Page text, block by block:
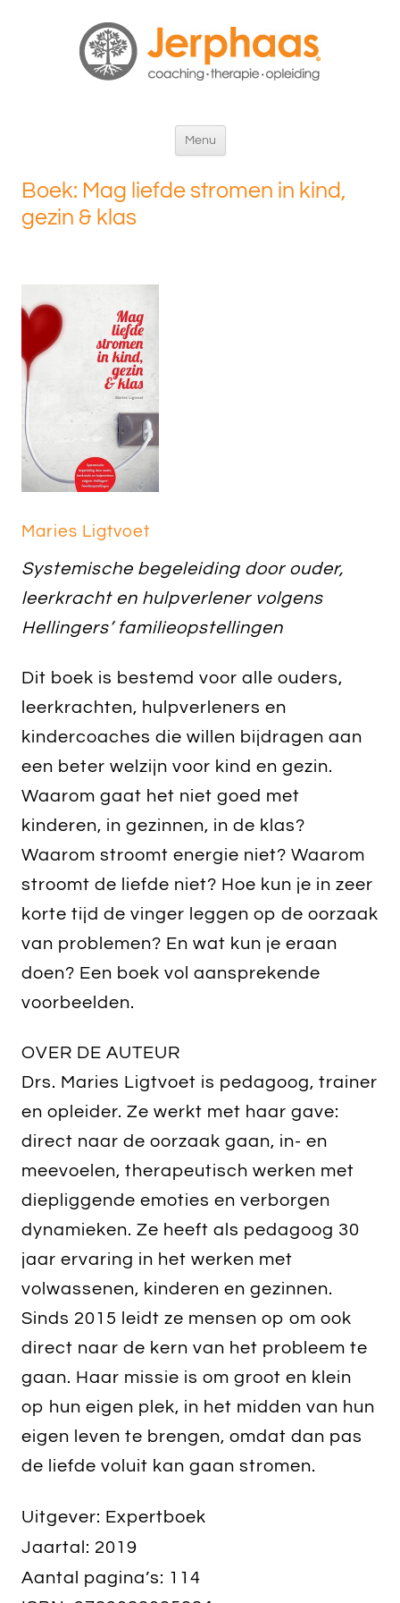
Menu
de
Boek: Mag liefde stromen in kind,
gezin & klas
Maries Ligtvoet
Systemische begeleiding door ouder,
leerkracht en hulpverlener volgens
Hellingers’ familieopstellingen
Dit boek is bestemd voor alle ouders,
leerkrachten, hulpverleners en
kindercoaches die willen bijdragen aan
een beter welzijn voor kind en gezin.
Waarom gaat het niet goed met
kinderen, in gezinnen, in de klas?
Waarom stroomt energie niet? Waarom
stroomt de liefde niet? Hoe kun je in zeer
korte tijd de vinger leggen op de oorzaak
van problemen? En wat kun je eraan
doen? Een boek vol aansprekende
voorbeelden.
OVER DE AUTEUR
Drs. Maries Ligtvoet is pedagoog, trainer
en opleider. Ze werkt met haar gave:
direct naar de oorzaak gaan, in- en
meevoelen, therapeutisch werken met
diepliggende emoties en verborgen
dynamieken. Ze heeft als pedagoog 30
jaar ervaring in het werken met
volwassenen, kinderen en gezinnen.
Sinds 2015 leidt ze mensen op om ook
direct naar de kern van het probleem te
gaan. Haar missie is om groot en klein
op hun eigen plek, in het midden van hun
eigen leven te brengen, omdat dan pas
de liefde voluit kan gaan stromen.
Uitgever: Expertboek
Jaartal: 2019
Aantal pagina’s: 114